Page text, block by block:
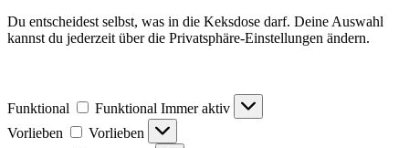
Du entscheidest selbst, was in die Keksdose darf. Deine Auswahl
kannst du jederzeit über die Privatsphäre-Einstellungen ändern.
Funktional Funktional Immer aktiv
Vorlieben
Vorlieben